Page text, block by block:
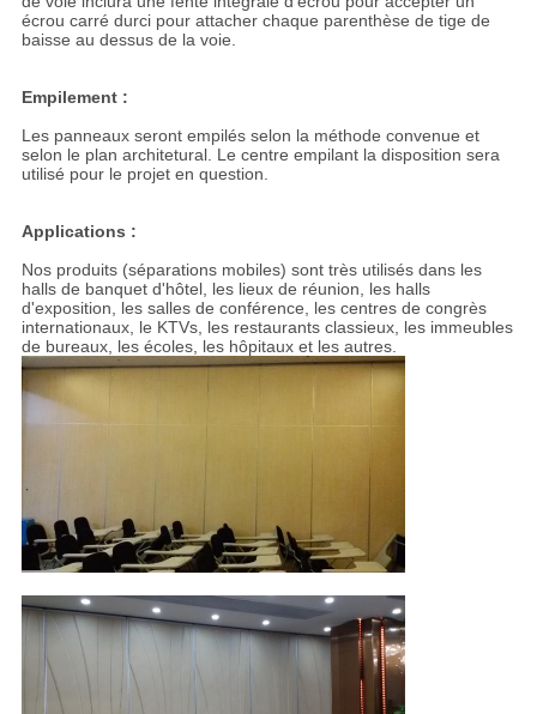
écrou carré durci pour attacher chaque parenthèse de tige de
baisse au dessus de la voie.
Empilement :
Les panneaux seront empilés selon la méthode convenue et
selon le plan architetural. Le centre empilant la disposition sera
utilisé pour le projet en question.
Applications :
Nos produits (séparations mobiles) sont très utilisés dans les
halls de banquet d'hôtel, les lieux de réunion, les halls
d'exposition, les salles de conférence, les centres de congrès
internationaux, le KTVs, les restaurants classieux, les immeubles
de bureaux, les écoles, les hôpitaux et les autres.